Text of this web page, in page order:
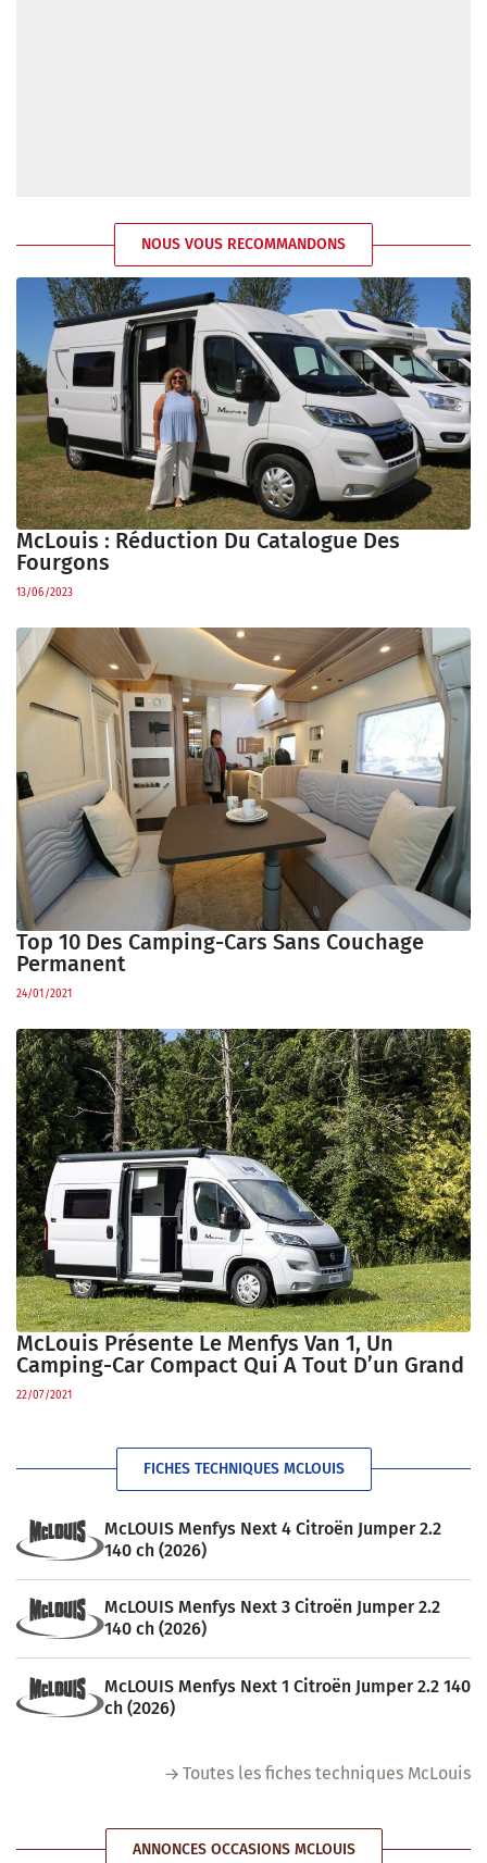
NOUS VOUS RECOMMANDONS
McLouis : Réduction Du Catalogue Des
Fourgons
13/06/2023
Top 10 Des Camping-Cars Sans Couchage
Permanent
24/01/2021
McLouis Présente Le Menfys Van 1, Un
Camping-Car Compact Qui A Tout D’un Grand
22/07/2021
FICHES TECHNIQUES MCLOUIS
McLOUIS Menfys Next 4 Citroën Jumper 2.2
140 ch (2026)
McLOUIS Menfys Next 3 Citroën Jumper 2.2
140 ch (2026)
McLOUIS Menfys Next 1 Citroën Jumper 2.2 140
ch (2026)
Toutes les fiches techniques McLouis
ANNONCES OCCASIONS MCLOUIS